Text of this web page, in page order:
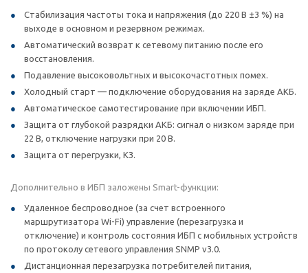
Стабилизация частоты тока и напряжения (до 220 В ±3 %) на
выходе в основном и резервном режимах.
Автоматический возврат к сетевому питанию после его
восстановления.
Подавление высоковольтных и высокочастотных помех.
Холодный старт — подключение оборудования на заряде АКБ.
Автоматическое самотестирование при включении ИБП.
Защита от глубокой разрядки АКБ: сигнал о низком заряде при
22 В, отключение нагрузки при 20 В.
Защита от перегрузки, КЗ.
Дополнительно в ИБП заложены Smart-функции:
Удаленное беспроводное (за счет встроенного
маршрутизатора Wi-Fi) управление (перезагрузка и
отключение) и контроль состояния ИБП с мобильных устройств
по протоколу сетевого управления SNMP v3.0.
Дистанционная перезагрузка потребителей питания,